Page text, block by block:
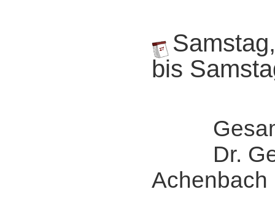
bis
Dr.
Achenbach